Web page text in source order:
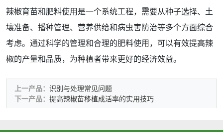
辣椒育苗和肥料使用是一个系统工程，需要从种子选择、土
壤准备、播种管理、营养供给和病虫害防治等多个方面综合
考虑。通过科学的管理和合理的肥料使用，可以有效提高辣
椒的产量和品质，为种植者带来更好的经济效益。
上一产品： 识别与处理常见问题
下一产品： 提高辣椒苗移植成活率的实用技巧